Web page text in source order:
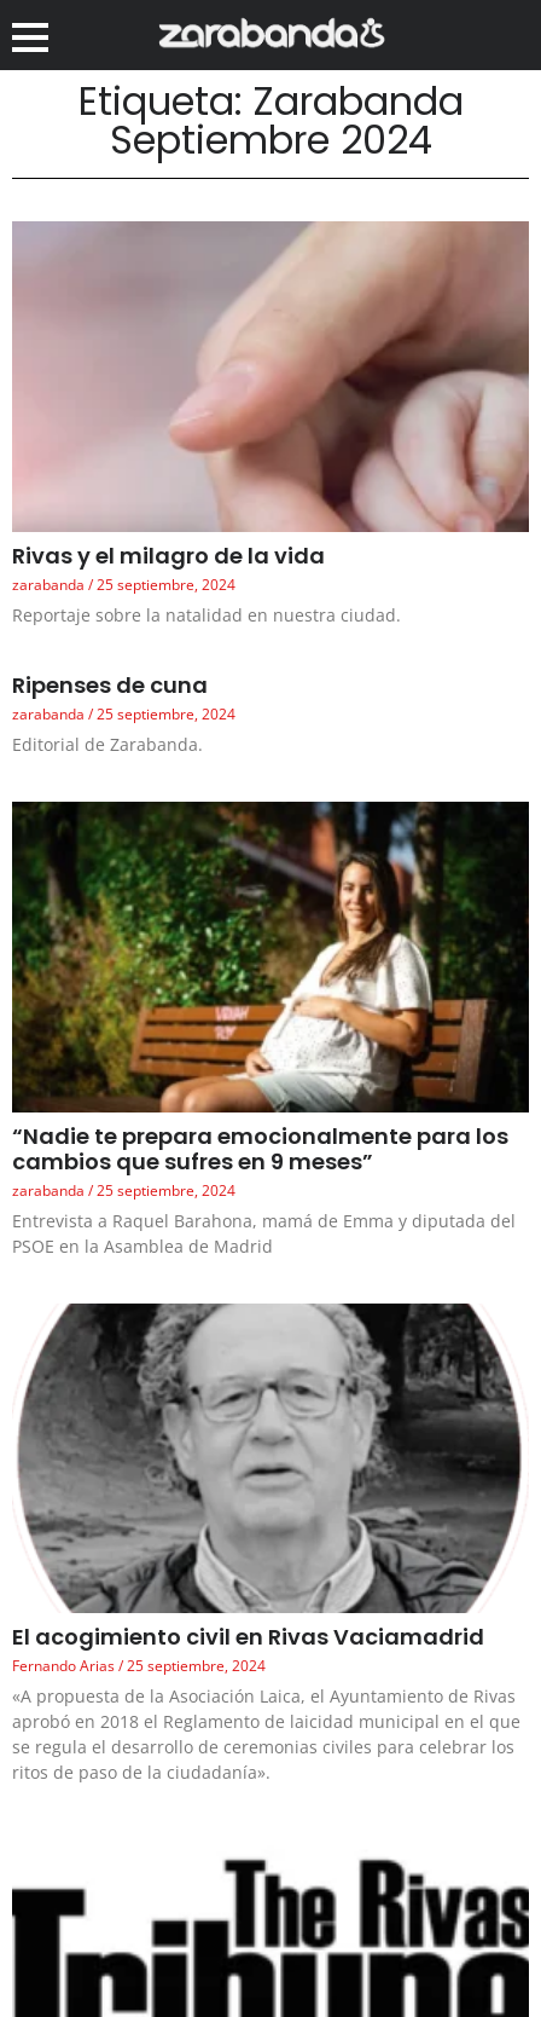
Etiqueta: Zarabanda
Septiembre 2024
Rivas y el milagro de la vida
zarabanda 25 septiembre, 2024
Reportaje sobre la natalidad en nuestra ciudad.
Ripenses de cuna
zarabanda 25 septiembre, 2024
Editorial de Zarabanda.
“Nadie te prepara emocionalmente para los
cambios que sufres en 9 meses”
zarabanda 25 septiembre, 2024
Entrevista a Raquel Barahona, mamá de Emma y diputada del
PSOE en la Asamblea de Madrid
El acogimiento civil en Rivas Vaciamadrid
Fernando Arias 25 septiembre, 2024
«A propuesta de la Asociación Laica, el Ayuntamiento de Rivas
aprobó en 2018 el Reglamento de laicidad municipal en el que
se regula el desarrollo de ceremonias civiles para celebrar los
ritos de paso de la ciudadanía».